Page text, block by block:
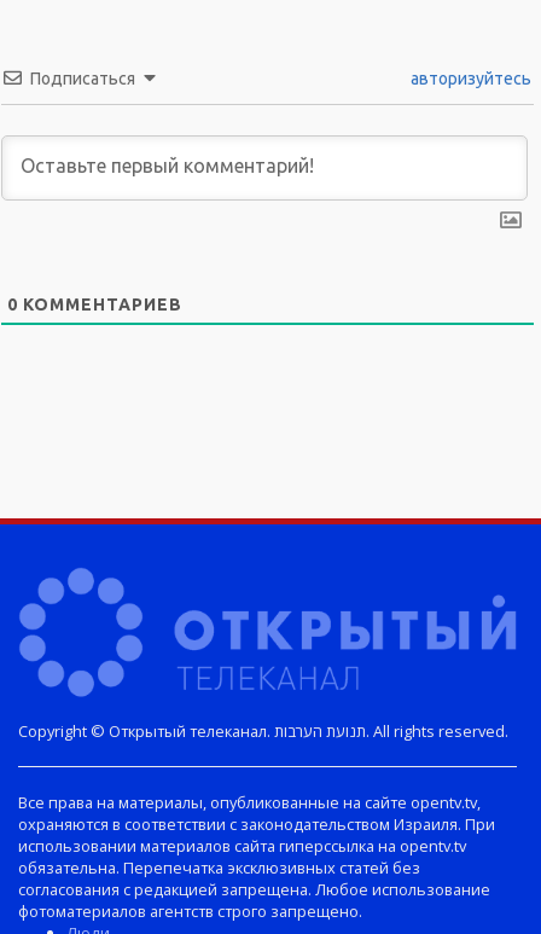
Подписаться авторизуйтесь
0 КОММЕНТАРИЕВ
Copyright © Открытый телеканал. תנועת הערבות. All rights reserved.
Все права на материалы, опубликованные на сайте opentv.tv,
охраняются в соответствии с законодательством Израиля. При
использовании материалов сайта гиперссылка на opentv.tv
обязательна. Перепечатка эксклюзивных статей без
согласования с редакцией запрещена. Любое использование
фотоматериалов агентств строго запрещено.